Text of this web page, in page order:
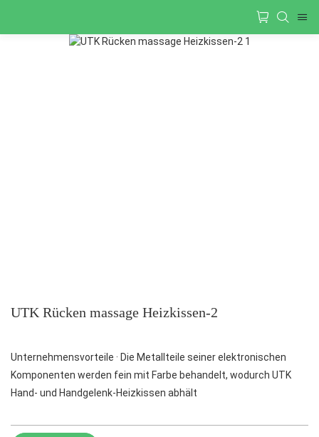
UTK Rücken massage Heizkissen-2
Unternehmensvorteile · Die Metallteile seiner elektronischen
Komponenten werden fein mit Farbe behandelt, wodurch UTK
Hand- und Handgelenk-Heizkissen abhält